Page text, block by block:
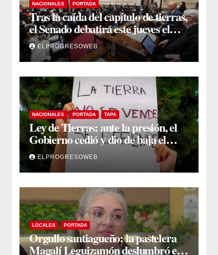
NACIONALES PORTADA
Tras la caída del capítulo de tierras,
el Senado debatirá este jueves el
proyecto sobre propiedad privada
ELPROGRESOWEB
NACIONALES PORTADA TAPA
Ley de Tierras: ante la presión, el
Gobierno cedió y dio de baja el
capítulo de la polémica
ELPROGRESOWEB
LOCALES PORTADA
Orgullo santiagueño: la pastelera
Magalí Leguizamón deslumbró en